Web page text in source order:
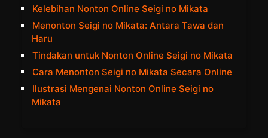
Kelebihan Nonton Online Seigi no Mikata
Menonton Seigi no Mikata: Antara Tawa dan
Haru
Tindakan untuk Nonton Online Seigi no Mikata
Cara Menonton Seigi no Mikata Secara Online
Ilustrasi Mengenai Nonton Online Seigi no
Mikata